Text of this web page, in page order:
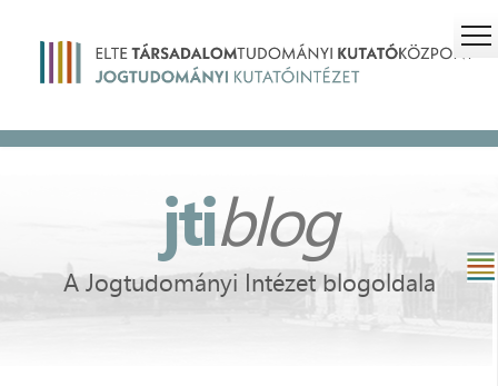
jtiblog
A Jogtudományi Intézet blogoldala